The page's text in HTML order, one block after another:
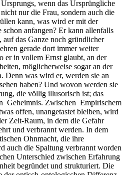
wenn das Ursprüngliche
nur die Frau, sondern auch die
kann, was wird er mit der
anfangen? Er kann allenfalls
auf das Ganze noch gründlicher
gerade dort immer weiter
er in vollem Ernst glaubt, an der
möglicherweise sogar an der
Denn was wird er, werden sie an
haben? Und wovon werden sie
die völlig illusorisch ist; das
Geheimnis. Zwischen Empirischem
offen, unangetastet bleiben, wird
Zeit-Raum, in dem die Gefahr
und verbrannt werden. In dem
Ohnmacht, die ihre
auch die Spaltung verbrannt worden
Unterschied zwischen Erfahrung
begründet und strukturiert. Die